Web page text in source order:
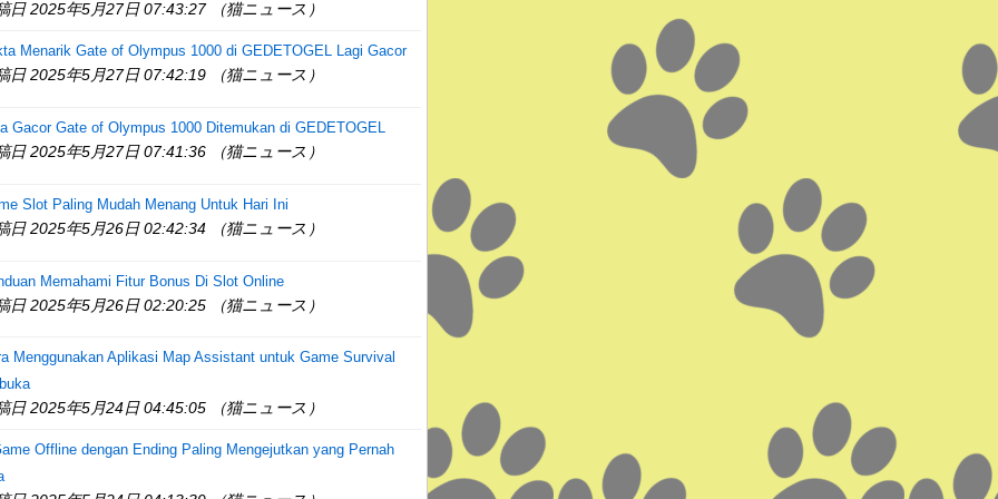
日 2025年5月27日 07:43:27 （猫ニュース）
Menarik Gate of Olympus 1000 di GEDETOGEL Lagi Gacor
日 2025年5月27日 07:42:19 （猫ニュース）
Gacor Gate of Olympus 1000 Ditemukan di GEDETOGEL
日 2025年5月27日 07:41:36 （猫ニュース）
Slot Paling Mudah Menang Untuk Hari Ini
日 2025年5月26日 02:42:34 （猫ニュース）
Memahami Fitur Bonus Di Slot Online
日 2025年5月26日 02:20:25 （猫ニュース）
Menggunakan Aplikasi Map Assistant untuk Game Survival
日 2025年5月24日 04:45:05 （猫ニュース）
Offline dengan Ending Paling Mengejutkan yang Pernah